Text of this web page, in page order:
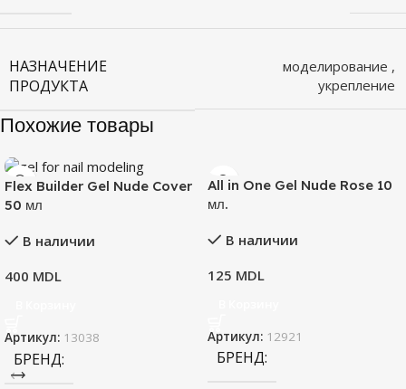
НАЗНАЧЕНИЕ
ПРОДУКТА
моделирование ,
укрепление
Похожие товары
Flex Builder Gel Nude Cover
50 мл
В наличии
400 MDL
Артикул: 13038
БРЕНД
All in One Gel Nude Rose 10
мл.
В наличии
125 MDL
Артикул: 12921
БРЕНД